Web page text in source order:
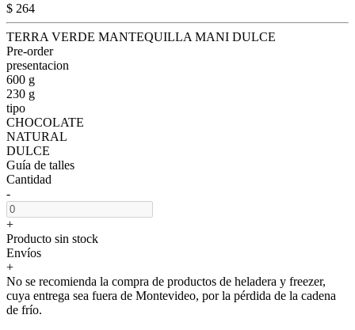
$ 264
TERRA VERDE MANTEQUILLA MANI DULCE
Pre-order
presentacion
600 g
230 g
tipo
CHOCOLATE
NATURAL
DULCE
Guía de talles
Cantidad
-
+
Producto sin stock
Envíos
+
No se recomienda la compra de productos de heladera y freezer,
cuya entrega sea fuera de Montevideo, por la pérdida de la cadena
de frío.